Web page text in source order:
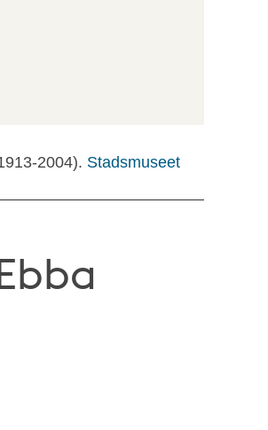
2004). Stadsmuseet